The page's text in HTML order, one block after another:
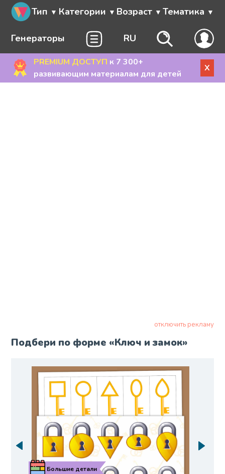
Тип Категории Возраст Тематика
Генераторы RU
PREMIUM ДОСТУП к 7 300+
развивающим материалам для детей
X
отключить рекламу
Подбери по форме «Ключ и замок»
Большие детали